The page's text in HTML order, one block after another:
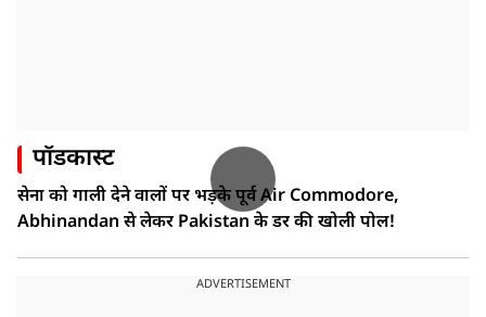
पॉडकास्ट
सेना को गाली देने वालों पर भड़के पूर्व Air Commodore,
Abhinandan से लेकर Pakistan के डर की खोली पोल!
ADVERTISEMENT